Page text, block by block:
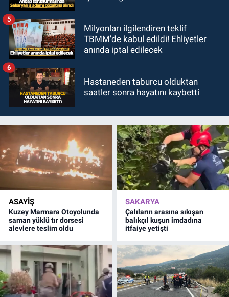
Milyonları ilgilendiren teklif
TBMM'de kabul edildi! Ehliyetler
anında iptal edilecek
5
Hastaneden taburcu olduktan
saatler sonra hayatını kaybetti
6
ASAYİŞ
Kuzey Marmara Otoyolunda
saman yüklü tır dorsesi
alevlere teslim oldu
SAKARYA
Çalıların arasına sıkışan
balıkçıl kuşun imdadına
itfaiye yetişti